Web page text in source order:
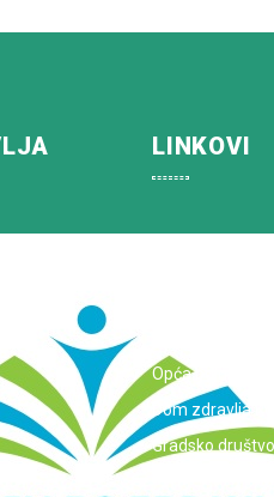
LINKOVI
Zavod za
Opća bolnica dr.
Dom zdravlja
Gradsko